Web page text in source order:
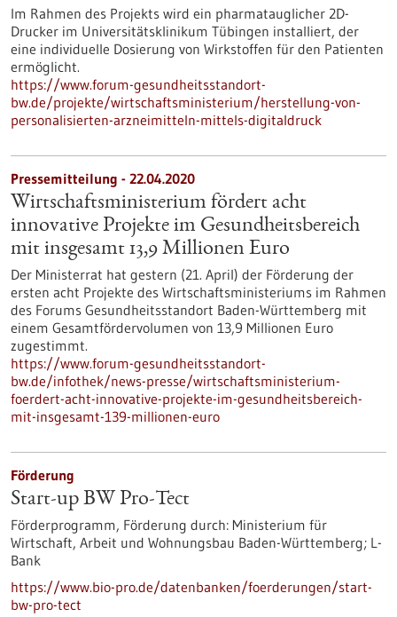
Im Rahmen des Projekts wird ein pharmatauglicher 2D-
Drucker im Universitätsklinikum Tübingen installiert, der
eine individuelle Dosierung von Wirkstoffen für den Patienten
ermöglicht.
https://www.forum-gesundheitsstandort-
bw.de/projekte/wirtschaftsministerium/herstellung-von-
personalisierten-arzneimitteln-mittels-digitaldruck
Pressemitteilung - 22.04.2020
Wirtschaftsministerium fördert acht
innovative Projekte im Gesundheitsbereich
mit insgesamt 13,9 Millionen Euro
Der Ministerrat hat gestern (21. April) der Förderung der
ersten acht Projekte des Wirtschaftsministeriums im Rahmen
des Forums Gesundheitsstandort Baden-Württemberg mit
einem Gesamtfördervolumen von 13,9 Millionen Euro
zugestimmt.
https://www.forum-gesundheitsstandort-
bw.de/infothek/news-presse/wirtschaftsministerium-
foerdert-acht-innovative-projekte-im-gesundheitsbereich-
mit-insgesamt-139-millionen-euro
Förderung
Start-up BW Pro-Tect
Förderprogramm, Förderung durch: Ministerium für
Wirtschaft, Arbeit und Wohnungsbau Baden-Württemberg; L-
Bank
https://www.bio-pro.de/datenbanken/foerderungen/start-
bw-pro-tect